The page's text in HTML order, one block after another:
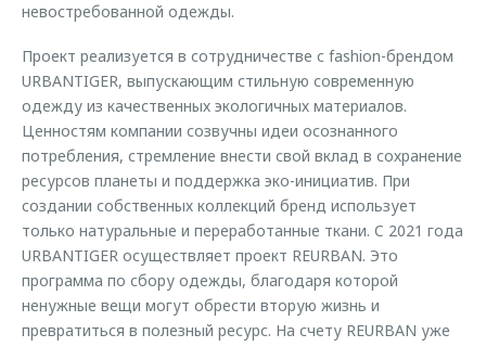
невостребованной одежды.
Проект реализуется в сотрудничестве с fashion-брендом
URBANTIGER, выпускающим стильную современную
одежду из качественных экологичных материалов.
Ценностям компании созвучны идеи осознанного
потребления, стремление внести свой вклад в сохранение
ресурсов планеты и поддержка эко-инициатив. При
создании собственных коллекций бренд использует
только натуральные и переработанные ткани. C 2021 года
URBANTIGER осуществляет проект REURBAN. Это
программа по сбору одежды, благодаря которой
ненужные вещи могут обрести вторую жизнь и
превратиться в полезный ресурс. На счету REURBAN уже